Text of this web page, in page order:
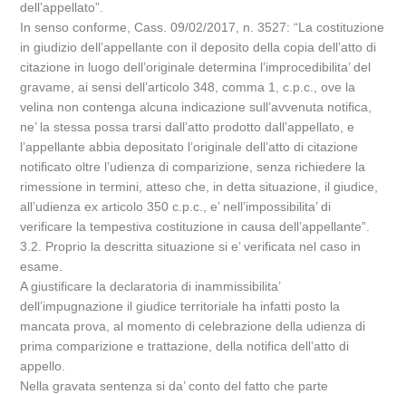
dell’appellato”.
In senso conforme, Cass. 09/02/2017, n. 3527: “La costituzione
in giudizio dell’appellante con il deposito della copia dell’atto di
citazione in luogo dell’originale determina l’improcedibilita’ del
gravame, ai sensi dell’articolo 348, comma 1, c.p.c., ove la
velina non contenga alcuna indicazione sull’avvenuta notifica,
ne’ la stessa possa trarsi dall’atto prodotto dall’appellato, e
l’appellante abbia depositato l’originale dell’atto di citazione
notificato oltre l’udienza di comparizione, senza richiedere la
rimessione in termini, atteso che, in detta situazione, il giudice,
all’udienza ex articolo 350 c.p.c., e’ nell’impossibilita’ di
verificare la tempestiva costituzione in causa dell’appellante”.
3.2. Proprio la descritta situazione si e’ verificata nel caso in
esame.
A giustificare la declaratoria di inammissibilita’
dell’impugnazione il giudice territoriale ha infatti posto la
mancata prova, al momento di celebrazione della udienza di
prima comparizione e trattazione, della notifica dell’atto di
appello.
Nella gravata sentenza si da’ conto del fatto che parte